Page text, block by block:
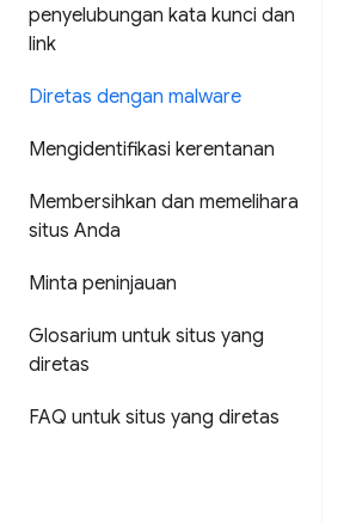
penyelubungan kata kunci dan
link
Diretas dengan malware
Mengidentifikasi kerentanan
Membersihkan dan memelihara
situs Anda
Minta peninjauan
Glosarium untuk situs yang
diretas
FAQ untuk situs yang diretas